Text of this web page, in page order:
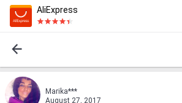
AliExpress
Marika***
August 27, 2017